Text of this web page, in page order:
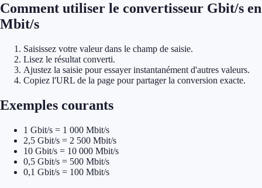
Comment utiliser le convertisseur Gbit/s en
Mbit/s
Saisissez votre valeur dans le champ de saisie.
Lisez le résultat converti.
Ajustez la saisie pour essayer instantanément d'autres valeurs.
Copiez l'URL de la page pour partager la conversion exacte.
Exemples courants
1 Gbit/s = 1 000 Mbit/s
2,5 Gbit/s = 2 500 Mbit/s
10 Gbit/s = 10 000 Mbit/s
0,5 Gbit/s = 500 Mbit/s
0,1 Gbit/s = 100 Mbit/s